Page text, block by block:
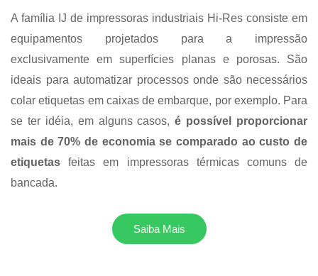
A família IJ de impressoras industriais Hi-Res consiste em
equipamentos projetados para a impressão
exclusivamente em superfícies planas e porosas. São
ideais para automatizar processos onde são necessários
colar etiquetas em caixas de embarque, por exemplo. Para
se ter idéia, em alguns casos,é possível proporcionar
mais de 70% de economia se comparado ao custo de
etiquetas feitas em impressoras térmicas comuns de
bancada.
Saiba Mais